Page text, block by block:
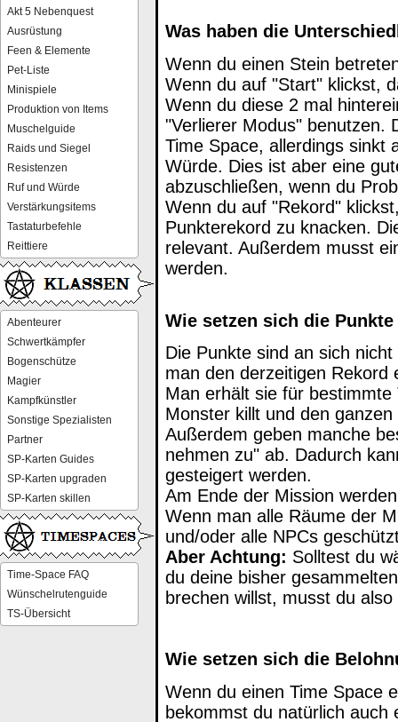
Akt 5 Nebenquest
Ausrüstung
Feen & Elemente
Pet-Liste
Minispiele
Produktion von Items
Muschelguide
Raids und Siegel
Resistenzen
Ruf und Würde
Verstärkungsitems
Tastaturbefehle
Reittiere
Abenteurer
Schwertkämpfer
Bogenschütze
Magier
Kampfkünstler
Sonstige Spezialisten
Partner
SP-Karten Guides
SP-Karten upgraden
SP-Karten skillen
Time-Space FAQ
Wünschelrutenguide
TS-Übersicht
Was haben die
Wenn du einen Stein
Wenn du auf "Start" klickst,
Wenn du diese 2 mal
"Verlierer Modus" benutzen.
Time Space, allerdings sinkt
Würde. Dies ist aber eine
abzuschließen, wenn du
Wenn du auf "Rekord"
Punkterekord zu knacken.
relevant. Außerdem musst
werden.
Wie setzen sich die
Die Punkte sind an sich
man den derzeitigen Rekord
Man erhält sie für
Monster killt und den
Außerdem geben manche
nehmen zu" ab. Dadurch
gesteigert werden.
Am Ende der Mission
Wenn man alle Räume der
und/oder alle NPCs
Aber Achtung: Solltest du
du deine bisher
brechen willst, musst du
Wie setzen sich die
Wenn du einen Time Space
bekommst du natürlich auch